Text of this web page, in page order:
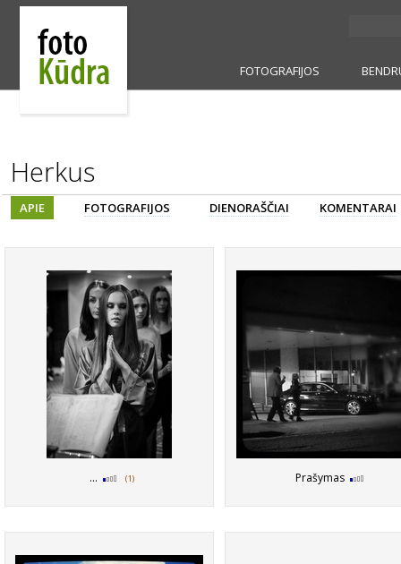
FOTOGRAFIJOS
Herkus
APIE FOTOGRAFIJOS DIENORAŠČIAI KOMENTARAI
... (1) Prašymas